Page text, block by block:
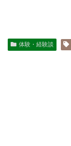
体験・経験談